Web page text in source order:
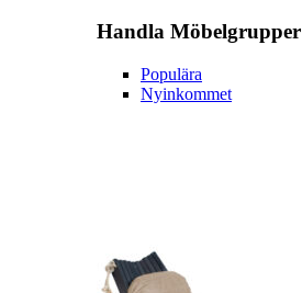
Handla Möbelgrupper
Populära
Nyinkommet